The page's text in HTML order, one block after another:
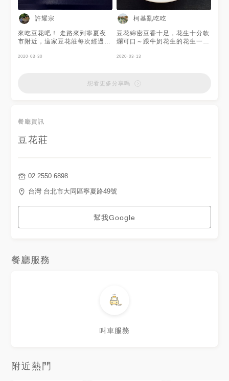
許耀宗
來吃豆花吧！ 走路來到寧夏夜
市附近，這家豆花莊每次經過都
點了豆花➕紅豆、芋圓、黑白圓
細，淡淡黃豆香，黑白圓，紅豆
2020-03-30
柯基亂吃吃
豆花綿密豆香十足，花生十分軟
爛可口～跟牛奶花生的花生一樣
去寧夏一定要記得給胃留一個空
達日記
2020-03-13
想看更多分享嗎
餐廳資訊
豆花莊
02 2550 6898
台灣 台北市大同區寧夏路49號
幫我Google
餐廳服務
叫車服務
附近熱門